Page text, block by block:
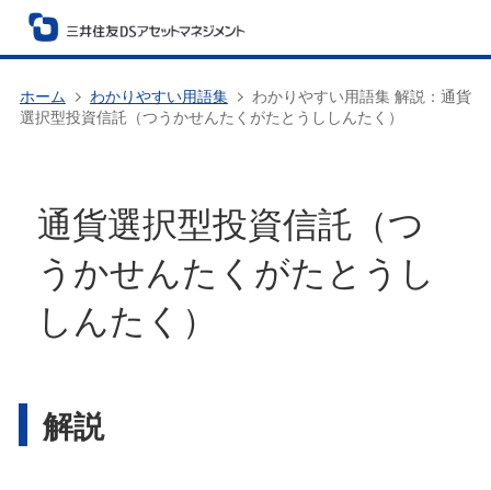
ホーム わかりやすい用語集
わかりやすい用語集 解説：通貨
選択型投資信託（つうかせんたくがたとうししんたく）
通貨選択型投資信託（つ
うかせんたくがたとうし
しんたく）
解説